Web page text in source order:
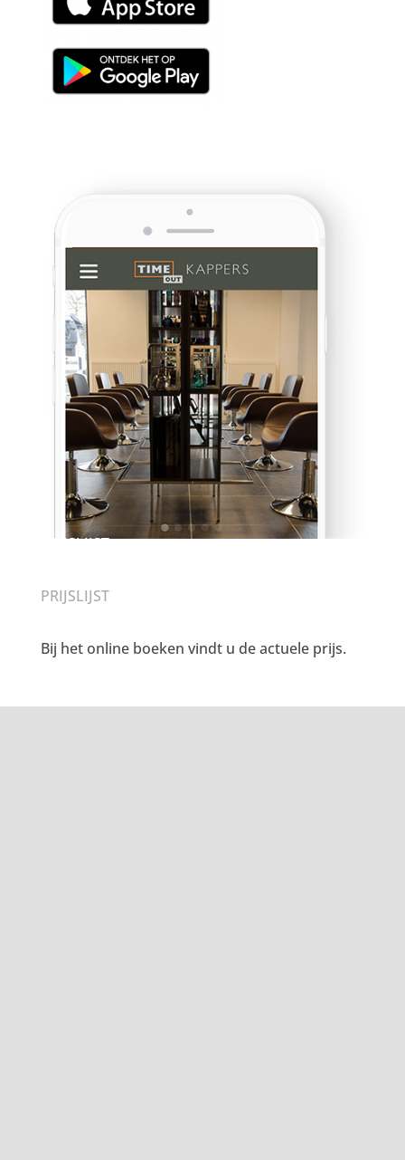
PRIJSLIJST
PRIJSLIJST
Bij het online boeken vindt u de actuele prijs.